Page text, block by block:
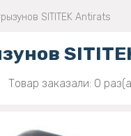
SITITEK Antirats
Товар заказали: 0